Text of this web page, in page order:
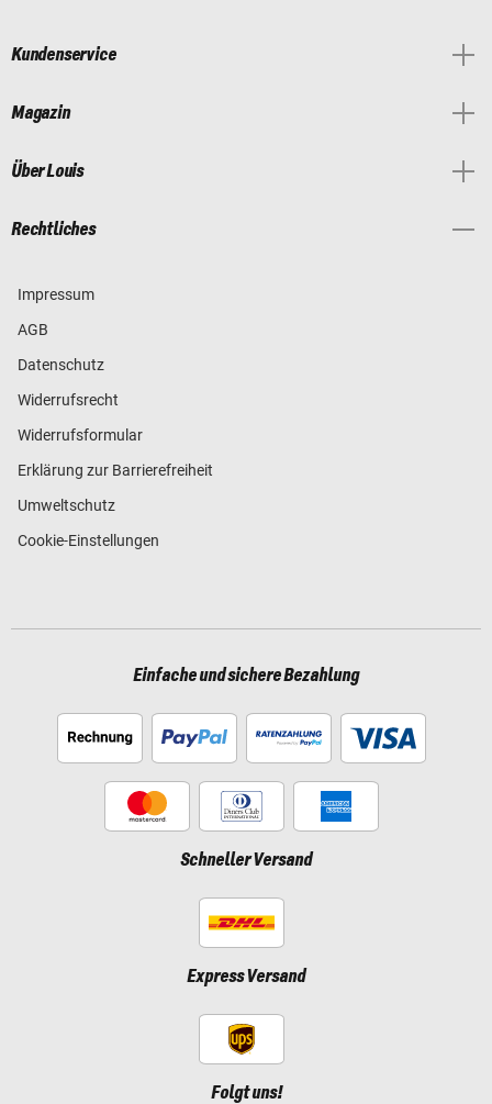
Kundenservice
Magazin
Über Louis
Rechtliches
Impressum
AGB
Datenschutz
Widerrufsrecht
Widerrufsformular
Erklärung zur Barrierefreiheit
Umweltschutz
Cookie-Einstellungen
Einfache und sichere Bezahlung
Schneller Versand
Express Versand
Folgt uns!